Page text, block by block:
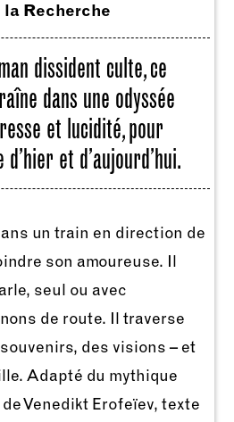
la Recherche
dissident culte, ce
dans une odyssée
et lucidité, pour
et d’aujourd’hui.
un train en direction de
son amoureuse. Il
seul ou avec
de route. Il traverse
des visions – et
Adapté du mythique
Venedikt Erofeïev, texte